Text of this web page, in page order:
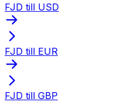
FJD till USD
FJD till EUR
FJD till GBP